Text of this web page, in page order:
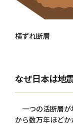
横ずれ断層
なぜ日本は地
一つの活断層が
から数万年ほど